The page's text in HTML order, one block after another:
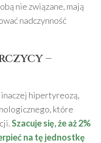
nie związane, mają
nadczynność
–
inaczej hipertyreozą,
które
Szacuje się, że aż 2%
na tę jednostkę